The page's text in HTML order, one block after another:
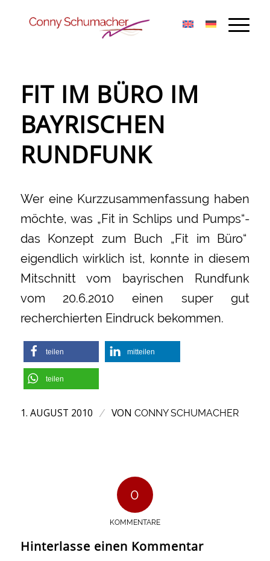
FIT IM BÜRO IM
BAYRISCHEN
RUNDFUNK
Wer eine Kurzzusammenfassung haben
möchte, was „Fit in Schlips und Pumps“-
das Konzept zum Buch „Fit im Büro“
eigendlich wirklich ist, konnte in diesem
Mitschnitt vom bayrischen Rundfunk
vom 20.6.2010 einen super gut
recherchierten Eindruck bekommen.
teilen mitteilen
teilen
1. AUGUST 2010 / VON CONNY SCHUMACHER
0
KOMMENTARE
Hinterlasse einen Kommentar